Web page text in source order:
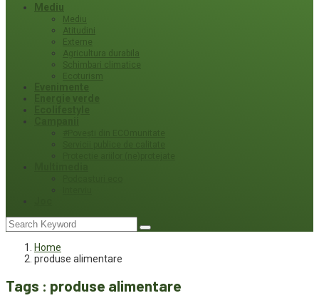
Mediu
Mediu
Atitudini
Externe
Agricultura durabila
Schimbari climatice
Ecoturism
Home
produse alimentare
Tags : produse alimentare